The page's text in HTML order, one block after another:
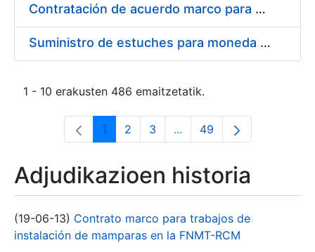
Contratación de acuerdo marco para el Suministro de Material de Electricidad para la Fábrica Nacional de Moneda y Timbre-Real Casa de la Moneda en su centro de trabajo de Burgos
Suministro de estuches para moneda de 30 €
1 - 10 erakusten 486 emaitzetatik.
Orrialdea
1 Orrialdea
2 Orrialdea
3 ...Intermediate Pages Use
Orrialdea
49
Adjudikazioen historia
(19-06-13) Contrato marco para trabajos de
instalación de mamparas en la FNMT-RCM